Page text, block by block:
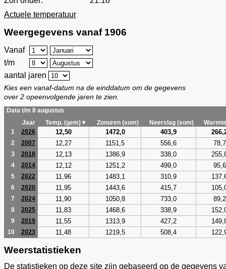
Actuele temperatuur
Weergegevens vanaf 1906
Vanaf
t/m
aantal jaren
Kies een vanaf-datum na de einddatum om de gegevens
over 2 opeenvolgende jaren te zien.
Data t/m 8 augustus
Jaar
Temp. (gem)▼ Zonuren (som) Neerslag (som)
1
2026 12,50 1472,0 403,9
2 2007 12,27 1151,5 556,6 78,7
3 2018 12,13 1386,9 338,0
4 2014 12,12 1251,2 499,0 95,6
5 2022 11,96 1483,1 310,9
6 2020 11,95 1443,6 415,7
7 2024 11,90 1050,8 733,0 89,2
8 2025 11,83 1468,6 338,9
9 2019 11,55 1313,9 427,2
10 2023 11,48 1219,5 508,4
Weerstatistieken
De statistieken op deze site zijn gebaseerd op de gegevens